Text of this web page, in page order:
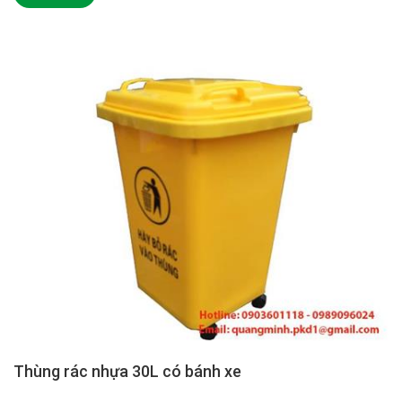
Thùng rác nhựa 30L có bánh xe